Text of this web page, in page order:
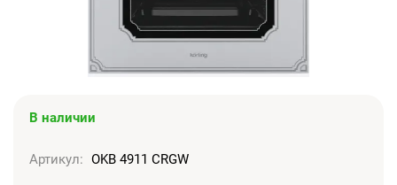
В наличии
Артикул: OKB 4911 CRGW